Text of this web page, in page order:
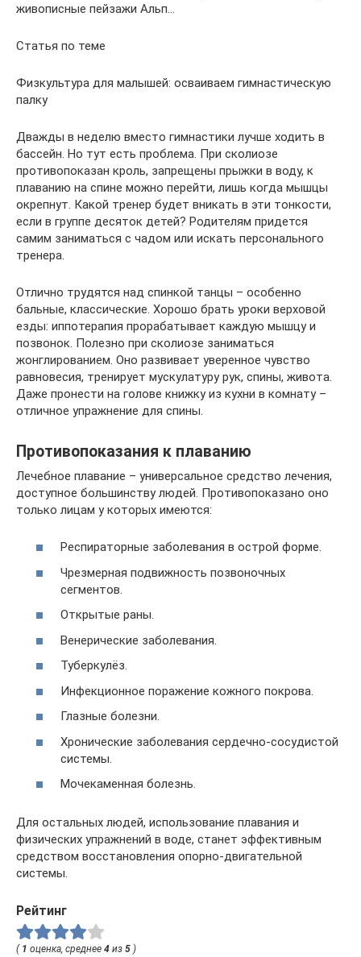
живописные пейзажи Альп…
Статья по теме
Физкультура для малышей: осваиваем гимнастическую
палку
Дважды в неделю вместо гимнастики лучше ходить в
бассейн. Но тут есть проблема. При сколиозе
противопоказан кроль, запрещены прыжки в воду, к
плаванию на спине можно перейти, лишь когда мышцы
окрепнут. Какой тренер будет вникать в эти тонкости,
если в группе десяток детей? Родителям придется
самим заниматься с чадом или искать персонального
тренера.
Отлично трудятся над спинкой танцы – особенно
бальные, классические. Хорошо брать уроки верховой
езды: иппотерапия прорабатывает каждую мышцу и
позвонок. Полезно при сколиозе заниматься
жонглированием. Оно развивает уверенное чувство
равновесия, тренирует мускулатуру рук, спины, живота.
Даже пронести на голове книжку из кухни в комнату –
отличное упражнение для спины.
Противопоказания к плаванию
Лечебное плавание – универсальное средство лечения,
доступное большинству людей. Противопоказано оно
только лицам у которых имеются:
Респираторные заболевания в острой форме.
Чрезмерная подвижность позвоночных
сегментов.
Открытые раны.
Венерические заболевания.
Туберкулёз.
Инфекционное поражение кожного покрова.
Глазные болезни.
Хронические заболевания сердечно-сосудистой
системы.
Мочекаменная болезнь.
Для остальных людей, использование плавания и
физических упражнений в воде, станет эффективным
средством восстановления опорно-двигательной
системы.
Рейтинг
( 1 оценка, среднее 4 из 5 )